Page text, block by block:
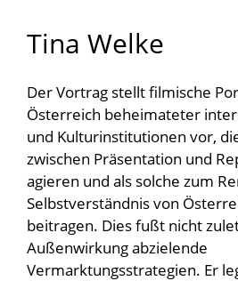
Tina Welke
Der Vortrag stellt filmische
Österreich beheimateter
und Kulturinstitutionen vor,
zwischen Präsentation und
agieren und als solche zum
Selbstverständnis von
beitragen. Dies fußt nicht
Außenwirkung abzielende
Vermarktungsstrategien. Er